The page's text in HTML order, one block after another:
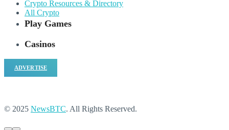
Crypto Resources & Directory
All Crypto
Play Games
Casinos
ADVERTISE
© 2025 NewsBTC. All Rights Reserved.